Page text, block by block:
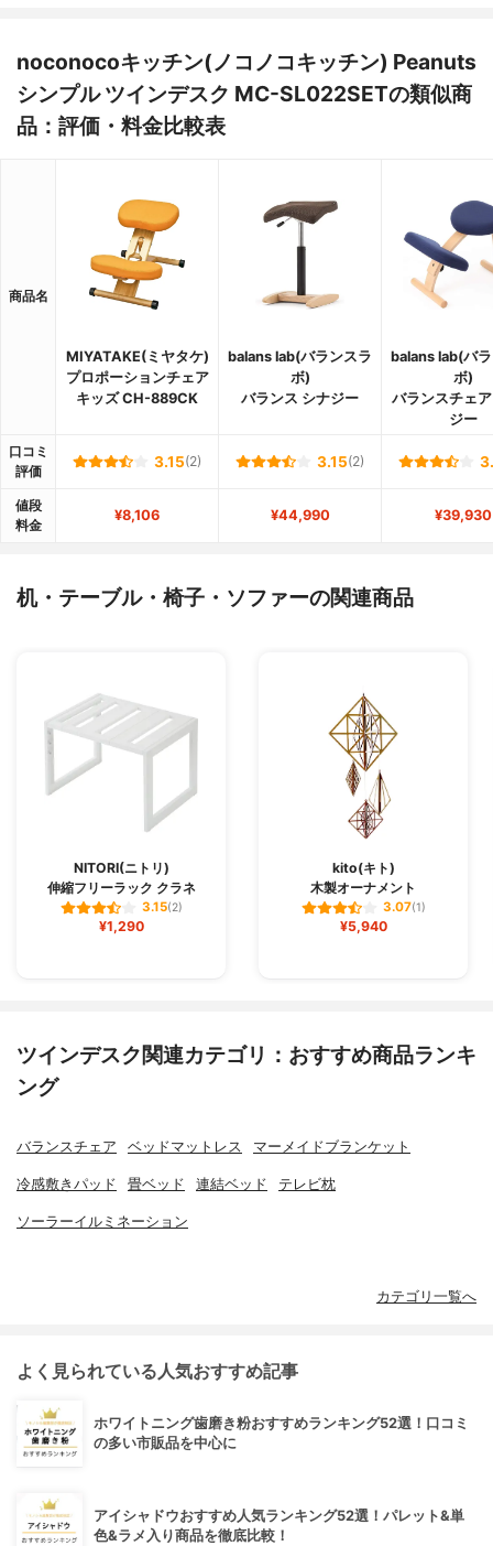
noconocoキッチン(ノコノコキッチン) Peanuts
シンプル ツインデスク MC-SL022SETの類似商
品：評価・料金比較表
商品名
MIYATAKE(ミヤタケ)
プロポーションチェア
キッズ CH-889CK
balans lab(バランスラ
ボ)
バランス シナジー
balans lab(バ
ボ)
バランスチェ
ジー
口コミ
評価
3.15(2) 3.15(2)
値段
料金
¥8,106 ¥44,990 ¥39,930
机・テーブル・椅子・ソファーの関連商品
NITORI(ニトリ)
伸縮フリーラック クラネ
3.15(2)
¥1,290
kito(キト)
木製オーナメント
3.07(1)
¥5,940
ツインデスク関連カテゴリ：おすすめ商品ランキ
ング
バランスチェア ベッドマットレス マーメイドブランケット
冷感敷きパッド 畳ベッド 連結ベッド テレビ枕
ソーラーイルミネーション
カテゴリ一覧へ
よく見られている人気おすすめ記事
ホワイトニング歯磨き粉おすすめランキング52選！口コミ
の多い市販品を中心に
アイシャドウおすすめ人気ランキング52選！パレット&単
色&ラメ入り商品を徹底比較！